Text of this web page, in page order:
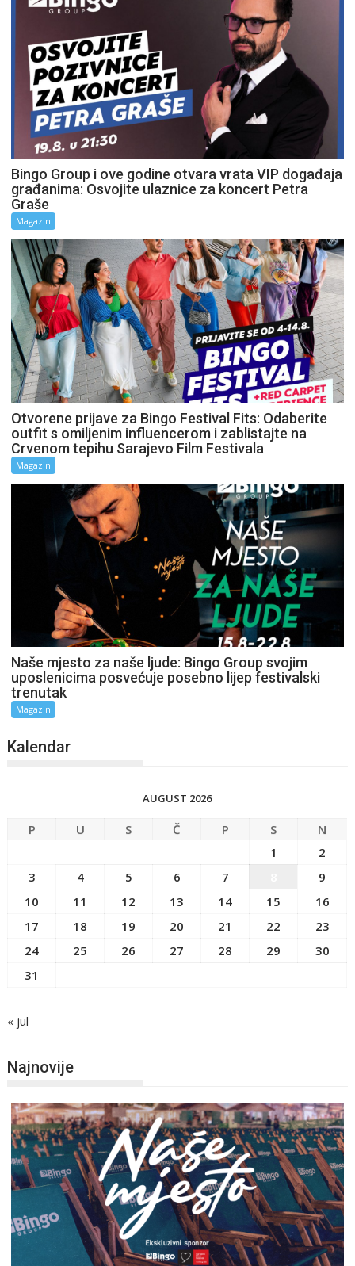
Bingo Group i ove godine otvara vrata VIP događaja
građanima: Osvojite ulaznice za koncert Petra
Graše
Magazin
Otvorene prijave za Bingo Festival Fits: Odaberite
outfit s omiljenim influencerom i zablistajte na
Crvenom tepihu Sarajevo Film Festivala
Magazin
Naše mjesto za naše ljude: Bingo Group svojim
uposlenicima posvećuje posebno lijep festivalski
trenutak
Magazin
Kalendar
AUGUST 2026
P U S Č P S
N
1
2
3
4 5 6 7
9
10
11 12 13 14 15
16
17
18 19 20 21 22
23
24
25 26 27 28 29
30
31
« jul
Najnovije